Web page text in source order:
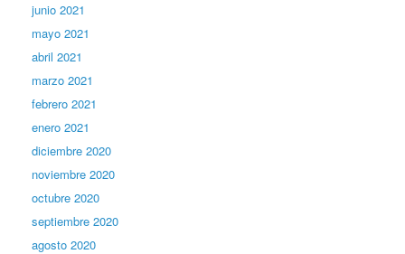
junio 2021
mayo 2021
abril 2021
marzo 2021
febrero 2021
enero 2021
diciembre 2020
noviembre 2020
octubre 2020
septiembre 2020
agosto 2020